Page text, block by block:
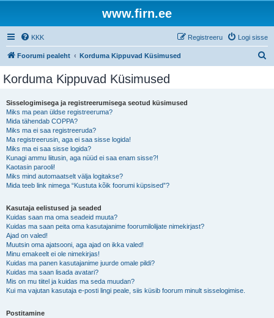
www.firn.ee
KKK Logi sisse
Registreeru
Foorumi pealeht Korduma Kippuvad Küsimused
Korduma Kippuvad Küsimused
Sisselogimisega ja registreerumisega seotud küsimused
Miks ma pean üldse registreeruma?
Mida tähendab COPPA?
Miks ma ei saa registreeruda?
Ma registreerusin, aga ei saa sisse logida!
Miks ma ei saa sisse logida?
Kunagi ammu liitusin, aga nüüd ei saa enam sisse?!
Kaotasin parooli!
Miks mind automaatselt välja logitakse?
Mida teeb link nimega “Kustuta kõik foorumi küpsised”?
Kasutaja eelistused ja seaded
Kuidas saan ma oma seadeid muuta?
Kuidas ma saan peita oma kasutajanime foorumilolijate nimekirjast?
Ajad on valed!
Muutsin oma ajatsooni, aga ajad on ikka valed!
Minu emakeelt ei ole nimekirjas!
Kuidas ma panen kasutajanime juurde omale pildi?
Kuidas ma saan lisada avatari?
Mis on mu tiitel ja kuidas ma seda muudan?
Kui ma vajutan kasutaja e-posti lingi peale, siis küsib foorum minult sisselogimise.
Postitamine